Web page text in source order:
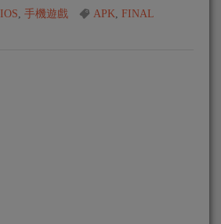
IOS, 手機遊戲 APK, FINAL